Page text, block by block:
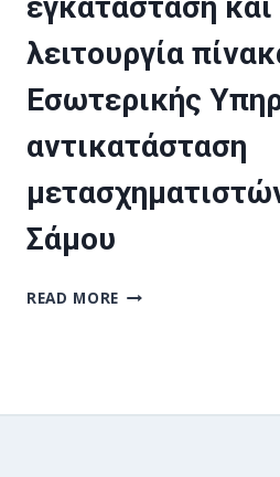
ΙΣΧΎΟΣ
1,5
MVA
ΣΤΟ
ΔΙΟΙΚΗΤΙΚΌ
ΤΟΥ
Ο.Τ.Ε
εγκατάσταση
λειτουργία
Εσωτερικής
αντικατάσταση
Σάμου
READ MORE ΜΕΛΈΤΗ,